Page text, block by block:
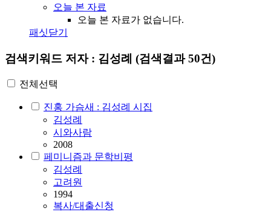
오늘 본 자료
오늘 본 자료가 없습니다.
패싯닫기
검색키워드 저자 : 김성례 (검색결과 50건)
전체선택
진홍 가슴새 : 김성례 시집
김성례
시와사람
2008
페미니즘과 문학비평
김성례
고려원
1994
복사/대출신청